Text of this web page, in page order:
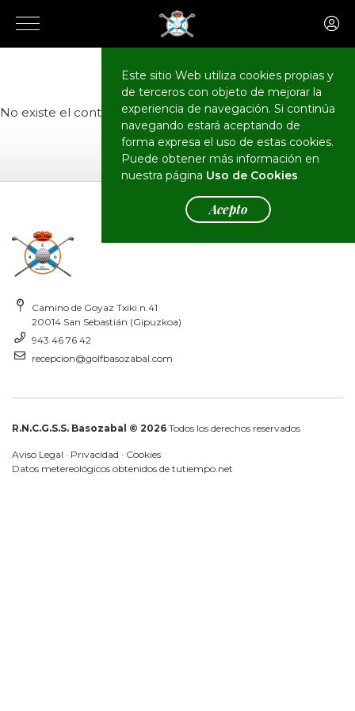
Este sitio Web utiliza cookies propias y
de terceros con objeto de mejorar la
experiencia de navegación. Si continúa
navegando estará aceptando de
forma expresa el uso de estas cookies.
Puede obtener más información en
nuestra página Uso de Cookies
Acepto
El Club Actualidad
No existe el contenido o no tiene permisos de acceso.
Camino de Goyaz Txiki n.41
20014 San Sebastián (Gipuzkoa)
943 46 76 42
recepcion@golfbasozabal.com
R.N.C.G.S.S. Basozabal © 2026 Todos los derechos reservados
Aviso Legal · Privacidad · Cookies
Datos metereológicos obtenidos de tutiempo.net